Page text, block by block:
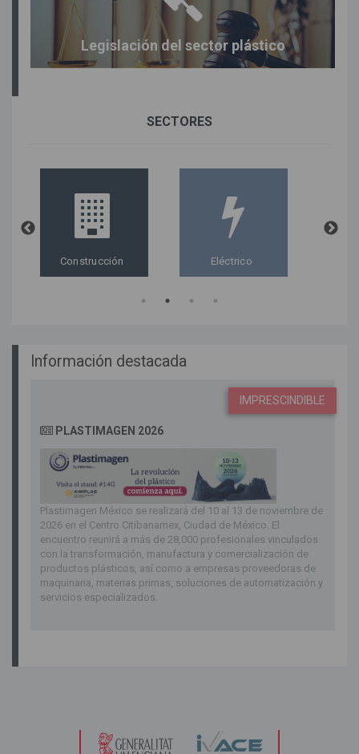
Legislación del sector plástico
SECTORES
Construcción Eléctrico
Información destacada
IMPRESCINDIBLE
PLASTIMAGEN 2026
Plastimagen México se realizará del 10 al 13 de noviembre de
2026 en el Centro Citibanamex, Ciudad de México. El
encuentro reunirá a más de 28,000 profesionales vinculados
con la transformación, manufactura y comercialización de
productos plásticos, así como a empresas proveedoras de
maquinaria, materias primas, soluciones de automatización y
servicios especializados.